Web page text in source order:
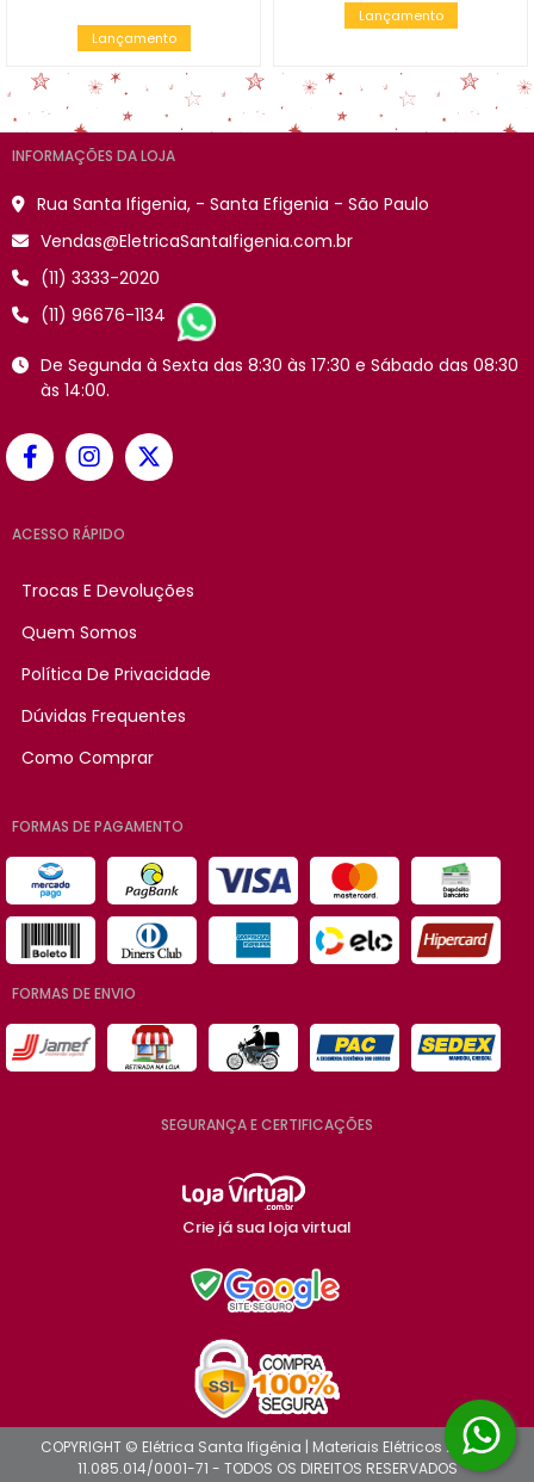
Lançamento
Lançamento
INFORMAÇÕES DA LOJA
Rua Santa Ifigenia, - Santa Efigenia - São Paulo
Vendas@EletricaSantaIfigenia.com.br
(11) 3333-2020
(11) 96676-1134
De Segunda à Sexta das 8:30 às 17:30 e Sábado das 08:30
às 14:00.
ACESSO RÁPIDO
Trocas E Devoluções
Quem Somos
Política De Privacidade
Dúvidas Frequentes
Como Comprar
FORMAS DE PAGAMENTO
FORMAS DE ENVIO
SEGURANÇA E CERTIFICAÇÕES
Crie já sua loja virtual
COPYRIGHT © Elétrica Santa Ifigênia | Materiais Elétricos 2026 -
11.085.014/0001-71 - TODOS OS DIREITOS RESERVADOS